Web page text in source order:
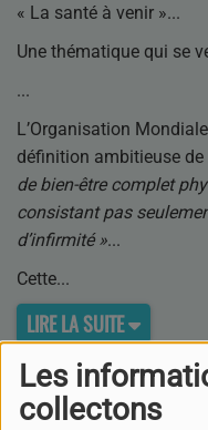
Les
collectons
« La santé à venir »
Une thématique qui se
L’Organisation
définition ambitieuse
de bien-être complet
consistant pas
d’infirmité »
Cette
LIRE LA SUITE
LA